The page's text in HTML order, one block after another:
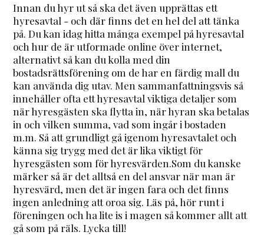
Innan du hyr ut så ska det även upprättas ett
hyresavtal - och där finns det en hel del att tänka
på. Du kan idag hitta många exempel på hyresavtal
och hur de är utformade online över internet,
alternativt så kan du kolla med din
bostadsrättsförening om de har en färdig mall du
kan använda dig utav. Men sammanfattningsvis så
innehåller ofta ett hyresavtal viktiga detaljer som
när hyresgästen ska flytta in, när hyran ska betalas
in och vilken summa, vad som ingår i bostaden
m.m. Så att grundligt gå igenom hyresavtalet och
känna sig trygg med det är lika viktigt för
hyresgästen som för hyresvärden.Som du kanske
märker så är det alltså en del ansvar när man är
hyresvärd, men det är ingen fara och det finns
ingen anledning att oroa sig. Läs på, hör runt i
föreningen och ha lite is i magen så kommer allt att
gå som på räls. Lycka till!